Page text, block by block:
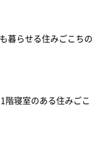
暮らせる住みごこちの
階寝室のある住みごこ